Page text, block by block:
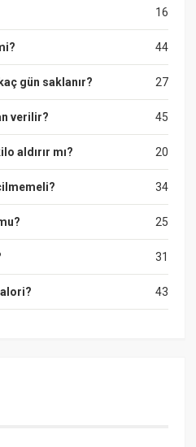
16
44
27
gün saklanır?
45
verilir?
20
aldırır mı?
34
25
31
43